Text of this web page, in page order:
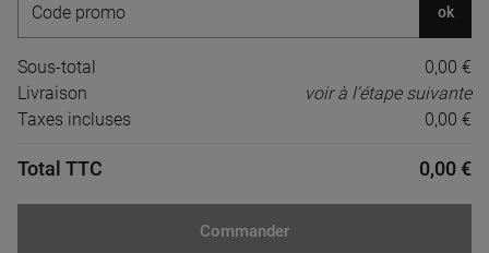
ok
Sous-total
0,00 €
Livraison
voir à l'étape suivante
Taxes incluses
0,00 €
Total TTC 0,00 €
Commander